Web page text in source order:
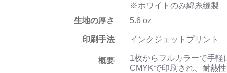
※ホワイトのみ綿糸縫製
生地の厚さ
5.6 oz
印刷手法 インクジェットプリント
概要
1枚からフルカラーで手
CMYKで印刷され、耐熱